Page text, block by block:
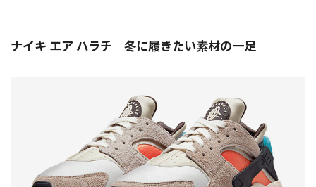
ナイキ エア ハラチ｜冬に履きたい素材の一足